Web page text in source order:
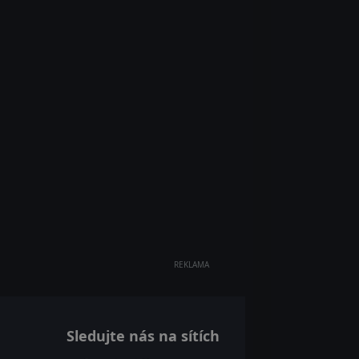
REKLAMA
Sledujte nás na sítích